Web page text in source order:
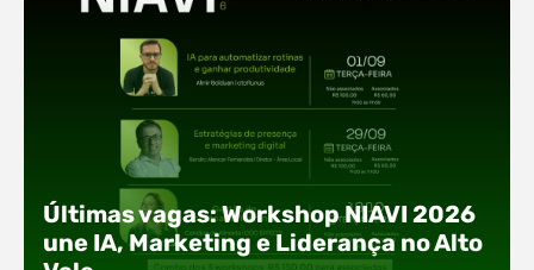
Últimas vagas: Workshop NIAVI 2026
une IA, Marketing e Liderança no Alto